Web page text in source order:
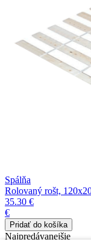
Spálňa
Rolovaný rošt,
35.30 €
€
Najpredávanejšie